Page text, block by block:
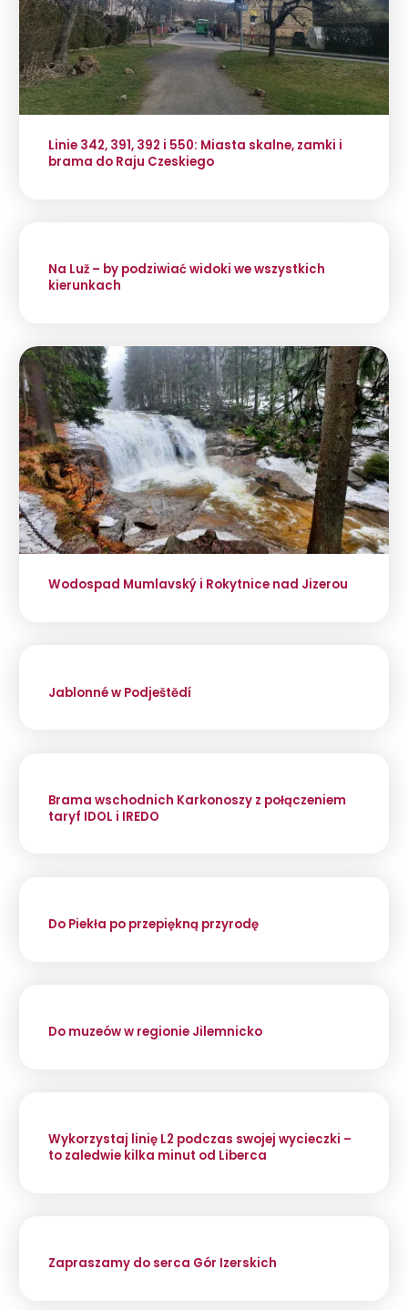
Linie 342, 391, 392 i 550: Miasta skalne, zamki i
brama do Raju Czeskiego
Na Luž – by podziwiać widoki we wszystkich
kierunkach
Wodospad Mumlavský i Rokytnice nad Jizerou
Jablonné w Podještědí
Brama wschodnich Karkonoszy z połączeniem
taryf IDOL i IREDO
Do Piekła po przepiękną przyrodę
Do muzeów w regionie Jilemnicko
Wykorzystaj linię L2 podczas swojej wycieczki –
to zaledwie kilka minut od Liberca
Zapraszamy do serca Gór Izerskich